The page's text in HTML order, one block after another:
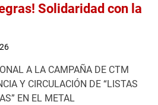
Solidaridad con la
A LA CAMPAÑA DE CTM
Y CIRCULACIÓN DE “LISTAS
EN EL METAL